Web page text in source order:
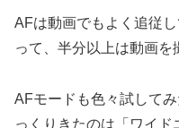
AFは動画でもよく追従
って、半分以上は動画を
AFモードも色々試して
っくりきたのは「ワイ